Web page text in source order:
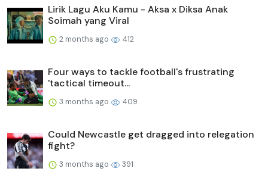
Lirik Lagu Aku Kamu - Aksa x Diksa Anak
Soimah yang Viral
2 months ago 412
Four ways to tackle football's frustrating
'tactical timeout...
3 months ago 409
Could Newcastle get dragged into relegation
fight?
3 months ago 391